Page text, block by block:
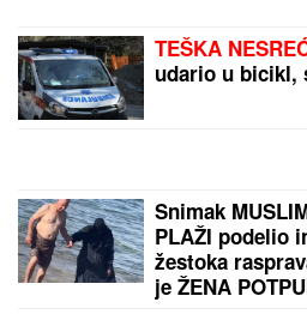
TEŠKA
udario u bicikl,
Snimak
PLAŽI podelio
žestoka
je ŽENA